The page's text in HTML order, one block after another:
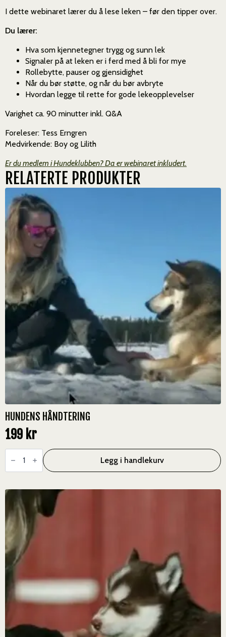
I dette webinaret lærer du å lese leken – før den tipper over.
Du lærer:
Hva som kjennetegner trygg og sunn lek
Signaler på at leken er i ferd med å bli for mye
Rollebytte, pauser og gjensidighet
Når du bør støtte, og når du bør avbryte
Hvordan legge til rette for gode lekeopplevelser
Varighet ca. 90 minutter inkl. Q&A
Foreleser: Tess Erngren
Medvirkende: Boy og Lilith
Er du medlem i Hundeklubben? Da er webinaret inkludert.
RELATERTE PRODUKTER
HUNDENS HÅNDTERING
199 kr
Hundens
Håndtering
Legg i handlekurv